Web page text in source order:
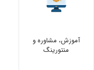
آموزش، مشاوره و
منتورینگ